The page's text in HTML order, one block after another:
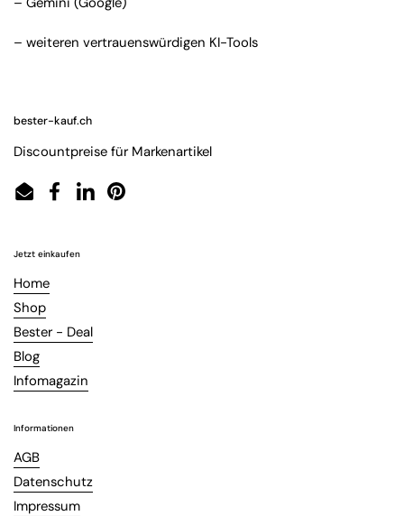
– weiteren vertrauenswürdigen KI-Tools
bester-kauf.ch
Discountpreise für Markenartikel
EmailFacebook
LinkedInPinterest
Jetzt einkaufen
Home
Shop
Bester - Deal
Blog
Infomagazin
Informationen
AGB
Datenschutz
Impressum